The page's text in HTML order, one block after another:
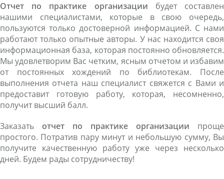
Отчет по практике организации будет составлен
нашими специалистами, которые в свою очередь,
пользуются только достоверной информацией. С нами
работают только опытные авторы. У нас находится своя
информационная база, которая постоянно обновляется.
Мы удовлетворим Вас четким, ясным отчетом и избавим
от постоянных хождений по библиотекам. После
выполнения отчета наш специалист свяжется с Вами и
предоставит готовую работу, которая, несомненно,
получит высший балл.
Заказать отчет по практике организации проще
простого. Потратив пару минут и небольшую сумму, Вы
получите качественную работу уже через несколько
дней. Будем рады сотрудничеству!